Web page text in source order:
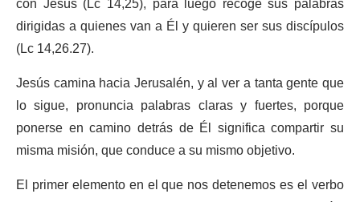
dirigidas a quienes van a Él y quieren ser sus discípulos
(Lc 14,26.27).
Jesús camina hacia Jerusalén, y al ver a tanta gente que
lo sigue, pronuncia palabras claras y fuertes, porque
ponerse en camino detrás de Él significa compartir su
misma misión, que conduce a su mismo objetivo.
El primer elemento en el que nos detenemos es el verbo